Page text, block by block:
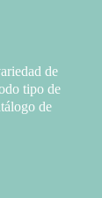
de
tipo de
de